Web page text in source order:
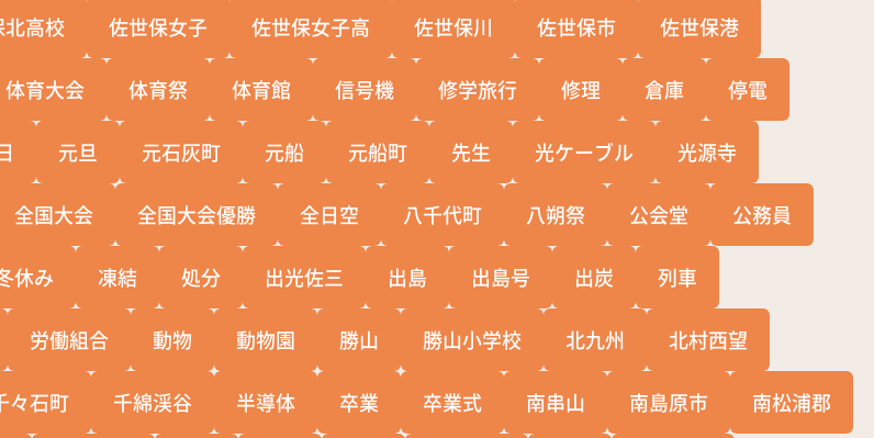
高校 佐世保女子 佐世保女子高 佐世保川 佐世保市 佐世保港
体育大会 体育祭 体育館 信号機 修学旅行 修理 倉庫 停電
元旦 元石灰町 元船 元船町 先生 光ケーブル 光源寺
全国大会 全国大会優勝 全日空 八千代町 八朔祭 公会堂 公務員
休み 凍結 処分 出光佐三 出島 出島号 出炭 列車
労働組合 動物 動物園 勝山 勝山小学校 北九州 北村西望
々石町 千綿渓谷 半導体 卒業 卒業式 南串山 南島原市 南松浦郡